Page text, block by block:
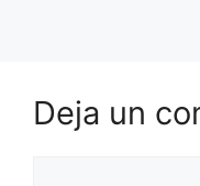
Deja un